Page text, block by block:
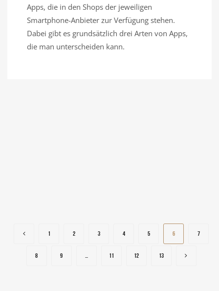
Apps, die in den Shops der jeweiligen
Smartphone-Anbieter zur Verfügung stehen.
Dabei gibt es grundsätzlich drei Arten von Apps,
die man unterscheiden kann.
1 2 3 4 5 6 7
8 9 … 11 12 13